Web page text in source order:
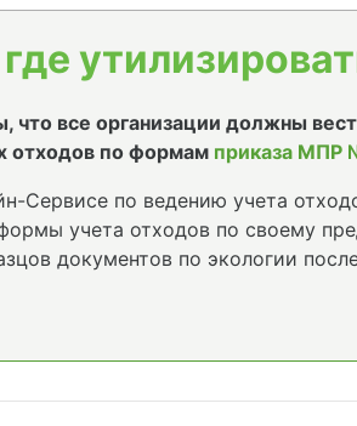
что все организации должны
отходов по формам приказа МПР
Сервисе по ведению учета
учета отходов по своему
документов по экологии